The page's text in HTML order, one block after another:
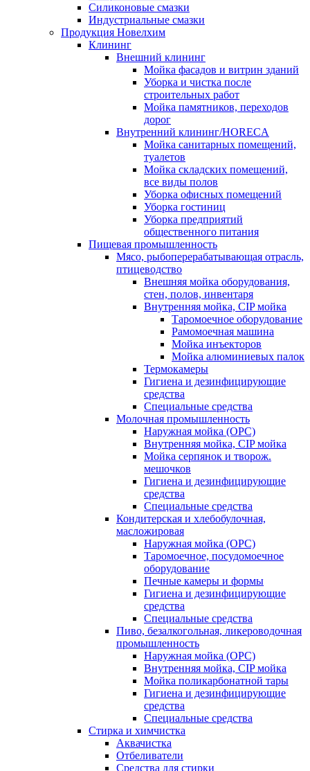
Силиконовые смазки
Индустриальные смазки
Продукция Новелхим
Клининг
Внешний клининг
Мойка фасадов и витрин зданий
Уборка и чистка после
строительных работ
Мойка памятников, переходов
дорог
Внутренний клининг/HORECA
Мойка санитарных помещений,
туалетов
Мойка складских помещений,
все виды полов
Уборка офисных помещений
Уборка гостиниц
Уборка предприятий
общественного питания
Пищевая промышленность
Мясо, рыбоперерабатывающая отрасль,
птицеводство
Внешняя мойка оборудования,
стен, полов, инвентаря
Внутренняя мойка, CIP мойка
Таромоечное оборудование
Рамомоечная машина
Мойка инъекторов
Мойка алюминиевых палок
Термокамеры
Гигиена и дезинфицирующие
средства
Специальные средства
Молочная промышленность
Наружная мойка (ОРС)
Внутренняя мойка, CIP мойка
Мойка серпянок и творож.
мешочков
Гигиена и дезинфицирующие
средства
Специальные средства
Кондитерская и хлебобулочная,
масложировая
Наружная мойка (ОРС)
Таромоечное, посудомоечное
оборудование
Печные камеры и формы
Гигиена и дезинфицирующие
средства
Специальные средства
Пиво, безалкогольная, ликероводочная
промышленность
Наружная мойка (ОРС)
Внутренняя мойка, CIP мойка
Мойка поликарбонатной тары
Гигиена и дезинфицирующие
средства
Специальные средства
Стирка и химчистка
Аквачистка
Отбеливатели
Средства для стирки